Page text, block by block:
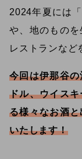
2024年夏には
や、地のもの
レストランなど
今回は伊那谷
ドル、ウイス
る様々なお酒
いたします！